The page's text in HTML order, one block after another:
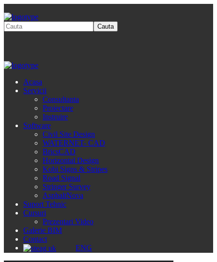
Acasa
Servicii
Consultanta
Proiectare
Instruire
Software
Civil Site Design
WATERNET- CAD
BricsCAD
Horizontal Design
Kobi Signs & Stripes
Road Signal
Stringer Survey
AsphaltNova
Suport Tehnic
Cursuri
Prezentari Video
Galerie BIM
Contact
ENG